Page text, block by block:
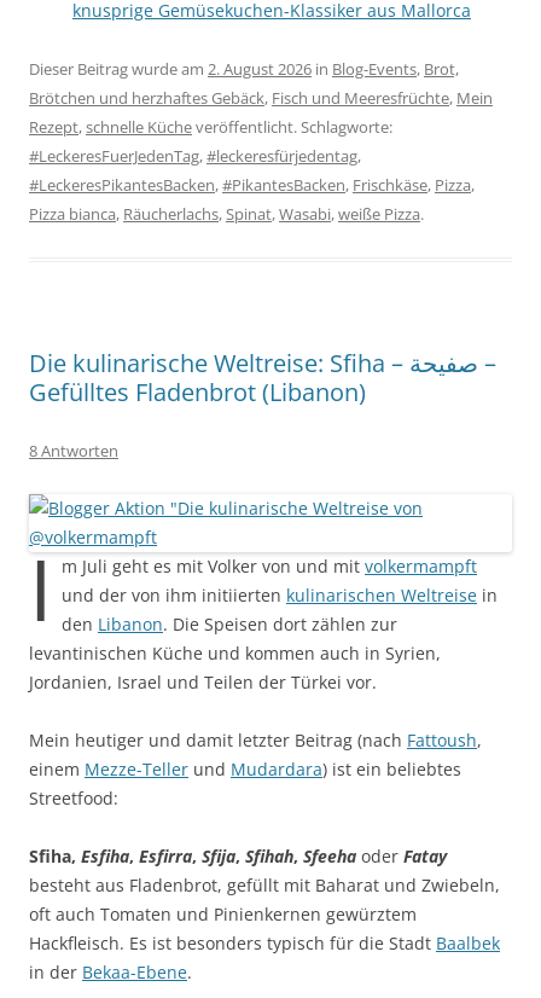
knusprige Gemüsekuchen-Klassiker aus Mallorca
Dieser Beitrag wurde am 2. August 2026 in Blog-Events, Brot,
Brötchen und herzhaftes Gebäck, Fisch und Meeresfrüchte, Mein
Rezept,schnelle Kücheveröffentlicht. Schlagworte:
#LeckeresFuerJedenTag,#leckeresfürjedentag,
#LeckeresPikantesBacken,#PikantesBacken, Frischkäse, Pizza,
Pizza bianca, Räucherlachs,Spinat,Wasabi,weiße Pizza.
Die kulinarische Weltreise: Sfiha – صفيحة –
Gefülltes Fladenbrot (Libanon)
8 Antworten
I m Juli geht es mit Volker von und mit volkermampft
und der von ihm initiierten kulinarischen Weltreise in
den Libanon. Die Speisen dort zählen zur
levantinischen Küche und kommen auch in Syrien,
Jordanien, Israel und Teilen der Türkei vor.
Mein heutiger und damit letzter Beitrag (nach Fattoush,
einem Mezze-Teller und Mudardara) ist ein beliebtes
Streetfood:
Sfiha, Esfiha, Esfirra, Sfija, Sfihah, Sfeeha oder Fatay
besteht aus Fladenbrot, gefüllt mit Baharat und Zwiebeln,
oft auch Tomaten und Pinienkernen gewürztem
Hackfleisch. Es ist besonders typisch für die Stadt Baalbek
in der Bekaa-Ebene.